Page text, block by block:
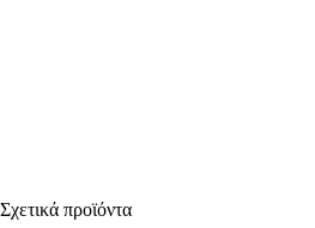
Σχετικά προϊόντα